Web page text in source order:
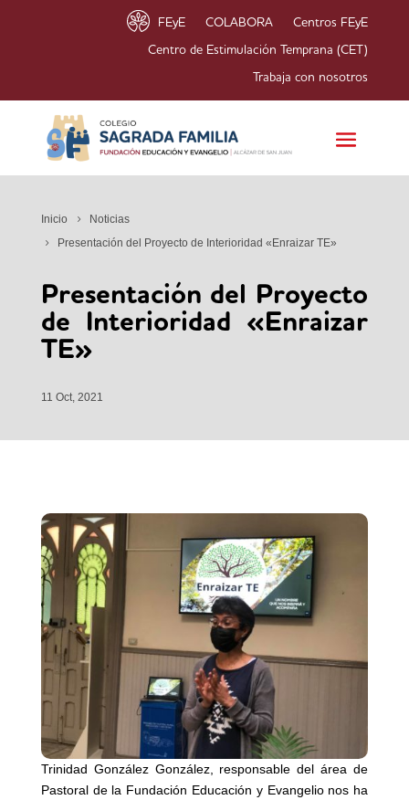
FEyE COLABORA Centros FEyE
Centro de Estimulación Temprana (CET)
Trabaja con nosotros
Inicio
Noticias
Presentación del Proyecto de Interioridad «Enraizar TE»
Presentación del Proyecto
de Interioridad «Enraizar
TE»
11 Oct, 2021
Trinidad González González, responsable del área de
Pastoral de la Fundación Educación y Evangelio nos ha